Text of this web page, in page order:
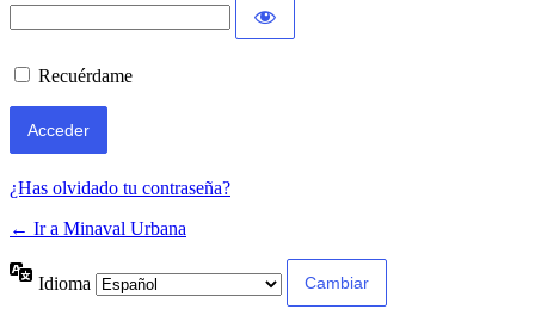
Recuérdame
¿Has olvidado tu contraseña?
← Ir a Minaval Urbana
Idioma